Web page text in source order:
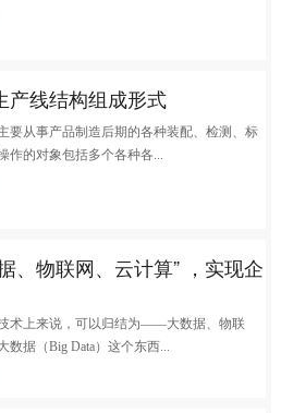
产线结构组成形式
要从事产品制造后期的各种装配、检测、标
作的对象包括多个各种各...
、物联网、云计算” ，实现企
术上来说，可以归结为——大数据、物联
数据（Big Data）这个东西...